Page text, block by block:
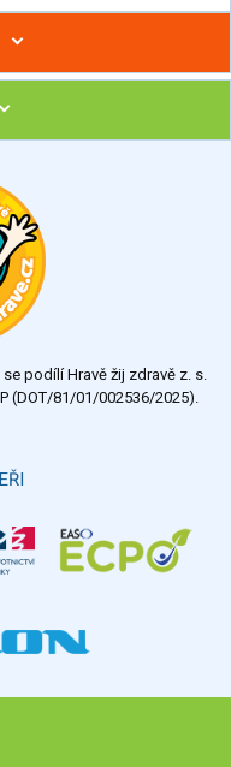
v kurzech STOBu
odborníka STOBu ve
Všechny ankety
podílí Hravě žij zdravě z. s.
(DOT/81/01/002536/2025).